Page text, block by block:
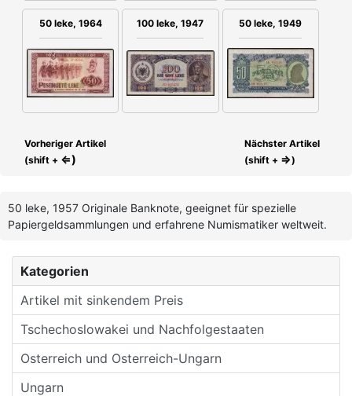
Kategorien
Artikel mit sinkendem Preis
Tschechoslowakei und Nachfolgestaaten
Osterreich und Osterreich-Ungarn
Ungarn
50 leke, 1964 100 leke, 1947 50 leke, 1949
Vorheriger Artikel
(shift + ⇐)
Nächster Artikel
(shift + ⇒)
50 leke, 1957 Originale Banknote, geeignet für spezielle
Papiergeldsammlungen und erfahrene Numismatiker weltweit.